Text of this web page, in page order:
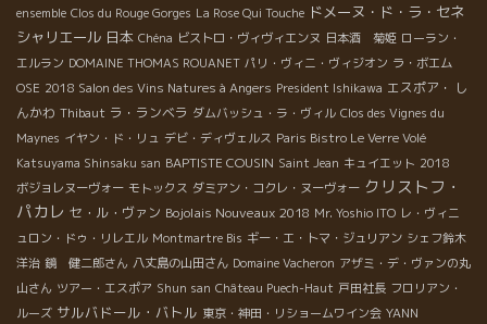
ensemble Clos du Rouge Gorges La Rose Qui Touche ドメーヌ・ド・ラ・セネ
シャリエール 日本 Chéna ビストロ・ヴィヴィエンヌ 日本酒 菊姫 ローラン・
エルラン DOMAINE THOMAS ROUANET パリ・ヴィニ・ヴィジオン ラ・ボエム
OSE 2018 Salon des Vins Natures à Angers President Ishikawa エスポア・ し
んかわ Thibaut ラ・ランベラ ダムバッシュ・ラ・ヴィル Clos des Vignes du
Maynes イヤン・ド・リュ デビ・ディヴェルス Paris Bistro Le Verre Volé
Katsuyama Shinsaku san BAPTISTE COUSIN Saint Jean キュイエット 2018
ボジョレヌーヴォー モトックス ダミアン・コクレ・ヌーヴォー クリストフ・
パカレ セ・ル・ヴァン Bojolais Nouveaux 2018 Mr. Yoshio ITO レ・ヴィニ
ュロン・ドゥ・リレエル Montmartre Bis ギー・エ・トマ・ジュリアン シェフ鈴木
洋治 鏡 健二郎さん 八丈島の山田さん Domaine Vacheron アザミ・デ・ヴァンの丸
山さん ツアー・エスポア Shun san Château Puech-Haut 戸田社長 フロリアン・
ルーズ サルバドール・バトル 東京・神田・リショームワイン会 YANN